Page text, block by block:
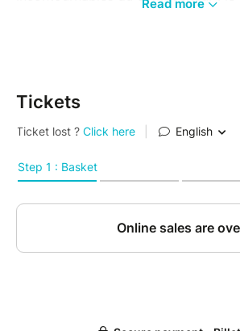
choral, clarinette soliste et
d’émotion, de virtuosité et de
expérience musicale exceptionnelle.
Read more
Tickets